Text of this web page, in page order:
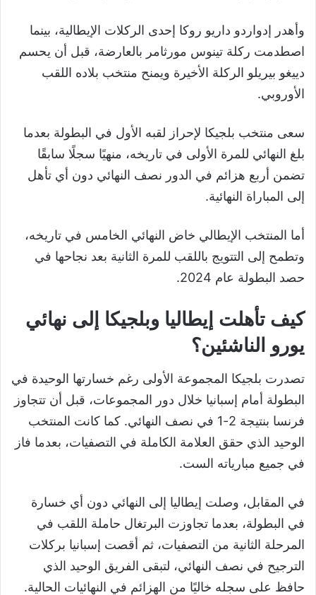
وأهدر إدواردو داريو روكا إحدى الركلات الإيطالية، بينما
اصطدمت ركلة تينوس مورثامر بالعارضة، قبل أن يحسم
دييغو بيريلو الركلة الأخيرة ويمنح منتخب بلاده اللقب
الأوروبي.
سعى منتخب بلجيكا لإحراز لقبه الأول في البطولة بعدما
بلغ النهائي للمرة الأولى في تاريخه، منهيًا سجلًا سابقًا
تضمن أربع هزائم في الدور نصف النهائي دون أي تأهل
إلى المباراة النهائية.
أما المنتخب الإيطالي خاض النهائي الخامس في تاريخه،
وتطمح إلى التتويج باللقب للمرة الثانية بعد نجاحها في
حصد البطولة عام 2024.
كيف تأهلت إيطاليا وبلجيكا إلى نهائي
يورو الناشئين؟
تصدرت بلجيكا المجموعة الأولى رغم خسارتها الوحيدة في
البطولة أمام إسبانيا خلال دور المجموعات، قبل أن تتجاوز
فرنسا بنتيجة 2-1 في نصف النهائي. كما كانت المنتخب
الوحيد الذي حقق العلامة الكاملة في التصفيات، بعدما فاز
في جميع مبارياته الست.
في المقابل، وصلت إيطاليا إلى النهائي دون أي خسارة
في البطولة، بعدما تجاوزت البرتغال حاملة اللقب في
المرحلة الثانية من التصفيات، ثم أقصت إسبانيا بركلات
الترجيح في نصف النهائي، لتبقى الفريق الوحيد الذي
حافظ على سجله خاليًا من الهزائم في النهائيات الحالية.